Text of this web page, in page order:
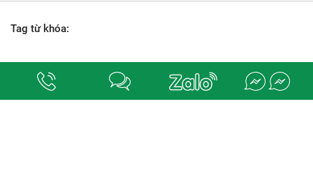
Tag từ khóa:
Địa chỉ:số 78-80, đường M1 (số 18), phường Bình Hưng Hòa, quận Bình Tân,